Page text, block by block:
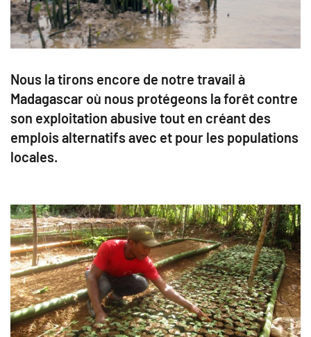
Nous la tirons encore de notre travail à
Madagascar où nous protégeons la forêt contre
son exploitation abusive tout en créant des
emplois alternatifs avec et pour les populations
locales.